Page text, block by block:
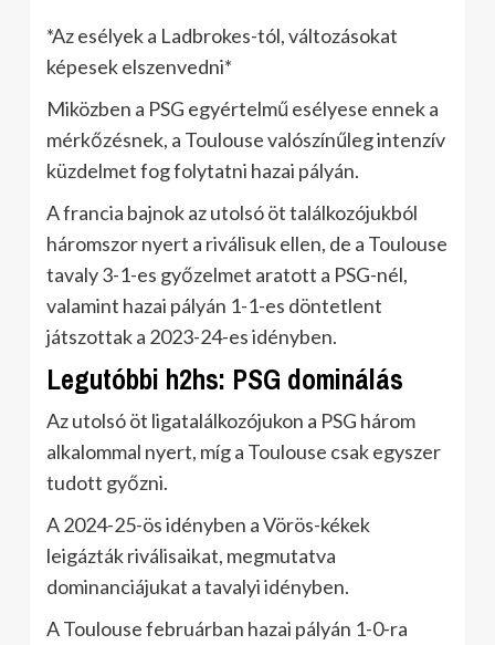
*Az esélyek a Ladbrokes-tól, változásokat
képesek elszenvedni*
Miközben a PSG egyértelmű esélyese ennek a
mérkőzésnek, a Toulouse valószínűleg intenzív
küzdelmet fog folytatni hazai pályán.
A francia bajnok az utolsó öt találkozójukból
háromszor nyert a riválisuk ellen, de a Toulouse
tavaly 3-1-es győzelmet aratott a PSG-nél,
valamint hazai pályán 1-1-es döntetlent
játszottak a 2023-24-es idényben.
Legutóbbi h2hs: PSG dominálás
Az utolsó öt ligatalálkozójukon a PSG három
alkalommal nyert, míg a Toulouse csak egyszer
tudott győzni.
A 2024-25-ös idényben a Vörös-kékek
leigázták riválisaikat, megmutatva
dominanciájukat a tavalyi idényben.
A Toulouse februárban hazai pályán 1-0-ra